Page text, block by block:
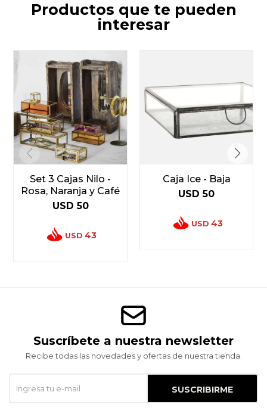
Productos que te pueden
interesar
Set 3 Cajas Nilo -
Rosa, Naranja y Café
USD 50
USD 43
Caja Ice - Baja
USD 50
USD 43
Suscríbete a nuestra newsletter
Recibe todas las novedades y ofertas de nuestra tienda.
SUSCRIBIRME